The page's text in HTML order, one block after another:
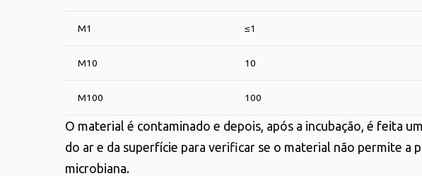
M1 ≤1
M10 10
M100 100
O material é contaminado e depois, após a incubação, é feita
do ar e da superfície para verificar se o material não permite a
microbiana.